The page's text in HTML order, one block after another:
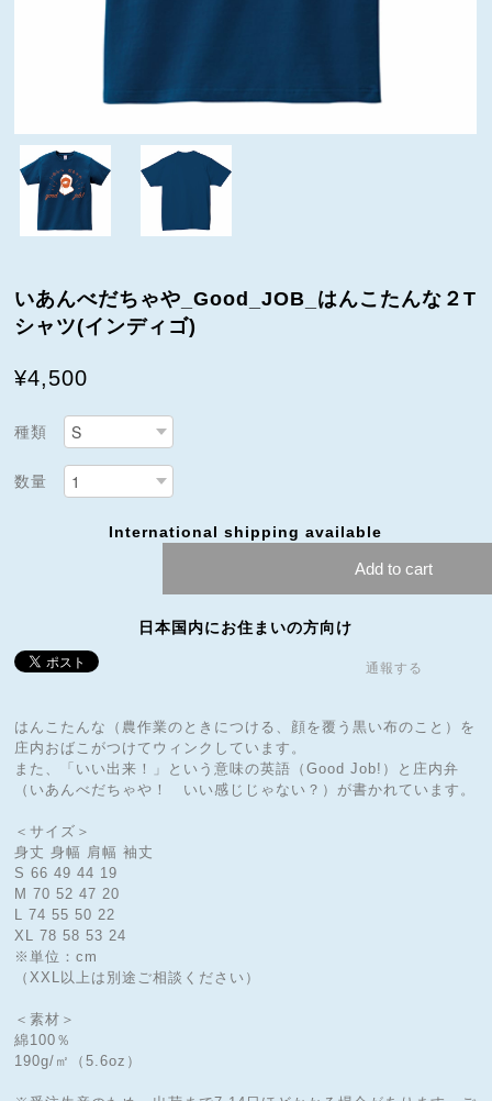
いあんべだちゃや_Good_JOB_はんこたんな２T
シャツ(インディゴ)
¥4,500
種類
数量
International shipping available
Add to cart
日本国内にお住まいの方向け
通報する
はんこたんな（農作業のときにつける、顔を覆う黒い布のこと）を
庄内おばこがつけてウィンクしています。
また、「いい出来！」という意味の英語（Good Job!）と庄内弁
（いあんべだちゃや！ いい感じじゃない？）が書かれています。
＜サイズ＞
身丈 身幅 肩幅 袖丈
S 66 49 44 19
M 70 52 47 20
L 74 55 50 22
XL 78 58 53 24
※単位：cm
（XXL以上は別途ご相談ください）
＜素材＞
綿100％
190g/㎡（5.6oz）